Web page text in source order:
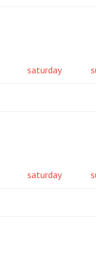
saturday
saturday